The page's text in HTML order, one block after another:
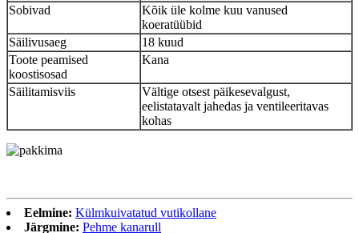
Sobivad
Kõik üle kolme kuu vanused
koeratüübid
Säilivusaeg
18 kuud
Toote peamised
koostisosad
Kana
Säilitamisviis
Vältige otsest päikesevalgust,
eelistatavalt jahedas ja ventileeritavas
kohas
Eelmine: Külmkuivatatud vutikollane
Järgmine: Pehme kanarull